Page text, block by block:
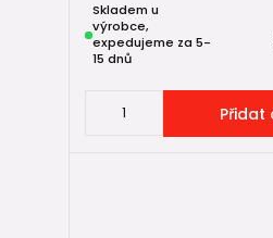
Skladem u
výrobce,
expedujeme za 5-
15 dnů
Přidat